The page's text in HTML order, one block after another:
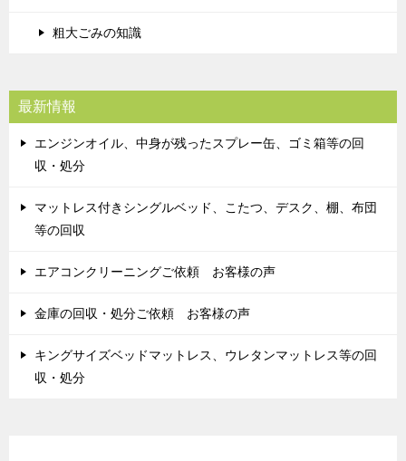
粗大ごみの知識
最新情報
エンジンオイル、中身が残ったスプレー缶、ゴミ箱等の回
収・処分
マットレス付きシングルベッド、こたつ、デスク、棚、布団
等の回収
エアコンクリーニングご依頼 お客様の声
金庫の回収・処分ご依頼 お客様の声
キングサイズベッドマットレス、ウレタンマットレス等の回
収・処分